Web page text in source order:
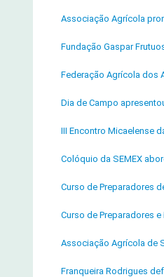
Associação Agrícola
Fundação Gaspar
Federação Agrícola dos
Dia de Campo
III Encontro Micaelense
Colóquio da SEMEX
Curso de Preparadores
Curso de Preparadores
Associação Agrícola de
Franqueira Rodrigues